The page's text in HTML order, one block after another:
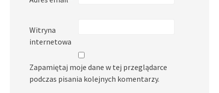
Witryna
internetowa
Zapamiętaj moje dane w tej przeglądarce
podczas pisania kolejnych komentarzy.